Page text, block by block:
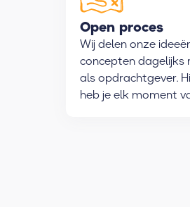
Open proces
Wij delen onze
concepten dagelijks
als opdrachtgever.
heb je elk moment